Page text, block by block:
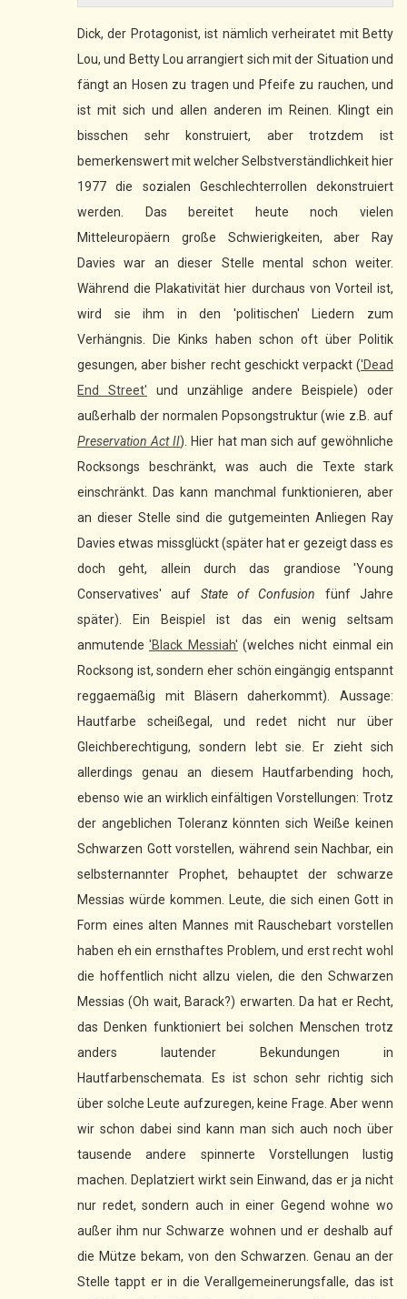
Dick, der Protagonist, ist nämlich verheiratet mit Betty
Lou, und Betty Lou arrangiert sich mit der Situation und
fängt an Hosen zu tragen und Pfeife zu rauchen, und
ist mit sich und allen anderen im Reinen. Klingt ein
bisschen sehr konstruiert, aber trotzdem ist
bemerkenswert mit welcher Selbstverständlichkeit hier
1977 die sozialen Geschlechterrollen dekonstruiert
werden. Das bereitet heute noch vielen
Mitteleuropäern große Schwierigkeiten, aber Ray
Davies war an dieser Stelle mental schon weiter.
Während die Plakativität hier durchaus von Vorteil ist,
wird sie ihm in den 'politischen' Liedern zum
Verhängnis. Die Kinks haben schon oft über Politik
gesungen, aber bisher recht geschickt verpackt ('Dead
End Street' und unzählige andere Beispiele) oder
außerhalb der normalen Popsongstruktur (wie z.B. auf
Preservation Act II). Hier hat man sich auf gewöhnliche
Rocksongs beschränkt, was auch die Texte stark
einschränkt. Das kann manchmal funktionieren, aber
an dieser Stelle sind die gutgemeinten Anliegen Ray
Davies etwas missglückt (später hat er gezeigt dass es
doch geht, allein durch das grandiose 'Young
Conservatives' auf State of Confusion fünf Jahre
später). Ein Beispiel ist das ein wenig seltsam
anmutende'Black Messiah' (welches nicht einmal ein
Rocksong ist, sondern eher schön eingängig entspannt
reggaemäßig mit Bläsern daherkommt). Aussage:
Hautfarbe scheißegal, und redet nicht nur über
Gleichberechtigung, sondern lebt sie. Er zieht sich
allerdings genau an diesem Hautfarbending hoch,
ebenso wie an wirklich einfältigen Vorstellungen: Trotz
der angeblichen Toleranz könnten sich Weiße keinen
Schwarzen Gott vorstellen, während sein Nachbar, ein
selbsternannter Prophet, behauptet der schwarze
Messias würde kommen. Leute, die sich einen Gott in
Form eines alten Mannes mit Rauschebart vorstellen
haben eh ein ernsthaftes Problem, und erst recht wohl
die hoffentlich nicht allzu vielen, die den Schwarzen
Messias (Oh wait, Barack?) erwarten. Da hat er Recht,
das Denken funktioniert bei solchen Menschen trotz
anders lautender Bekundungen in
Hautfarbenschemata. Es ist schon sehr richtig sich
über solche Leute aufzuregen, keine Frage. Aber wenn
wir schon dabei sind kann man sich auch noch über
tausende andere spinnerte Vorstellungen lustig
machen. Deplatziert wirkt sein Einwand, das er ja nicht
nur redet, sondern auch in einer Gegend wohne wo
außer ihm nur Schwarze wohnen und er deshalb auf
die Mütze bekam, von den Schwarzen. Genau an der
Stelle tappt er in die Verallgemeinerungsfalle, das ist